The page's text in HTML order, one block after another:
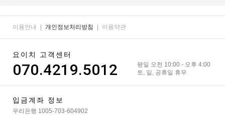
이용안내 | 개인정보처리방침 | 이용약관
요이치 고객센터
070.4219.5012
평일 오전 10:00 - 오후 4:00
토, 일, 공휴일 휴무
입금계좌 정보
우리은행 1005-703-604902